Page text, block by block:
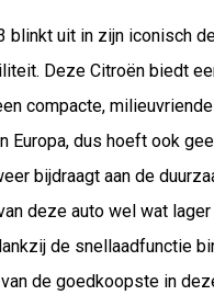
blinkt uit in zijn iconisch
Deze Citroën biedt
compacte,
Europa, dus hoeft ook
bijdraagt aan de
deze auto wel wat
de snellaadfunctie
de goedkoopste in